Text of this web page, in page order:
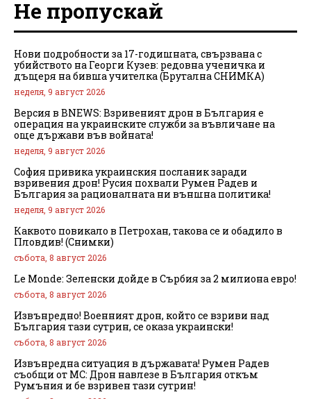
Не пропускай
Нови подробности за 17-годишната, свързвана с
убийството на Георги Кузев: редовна ученичка и
дъщеря на бивша учителка (Брутална СНИМКА)
неделя, 9 август 2026
Версия в BNEWS: Взривеният дрон в България е
операция на украинските служби за въвличане на
още държави във войната!
неделя, 9 август 2026
София привика украинския посланик заради
взривения дрон! Русия похвали Румен Радев и
България за рационалната ни външна политика!
неделя, 9 август 2026
Каквото повикало в Петрохан, такова се и обадило в
Пловдив! (Снимки)
събота, 8 август 2026
Le Monde: Зеленски дойде в Сърбия за 2 милиона евро!
събота, 8 август 2026
Извънредно! Военният дрон, който се взриви над
България тази сутрин, се оказа украински!
събота, 8 август 2026
Извънредна ситуация в държавата! Румен Радев
съобщи от МС: Дрон навлезе в България откъм
Румъния и бе взривен тази сутрин!